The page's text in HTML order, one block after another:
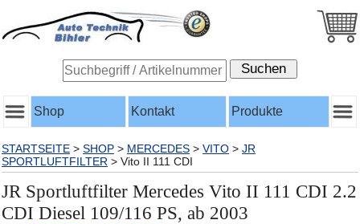
Shop Kontakt Produkte
STARTSEITE > SHOP > MERCEDES > VITO > JR
SPORTLUFTFILTER > Vito II 111 CDI
JR Sportluftfilter Mercedes Vito II 111 CDI 2.2
CDI Diesel 109/116 PS, ab 2003